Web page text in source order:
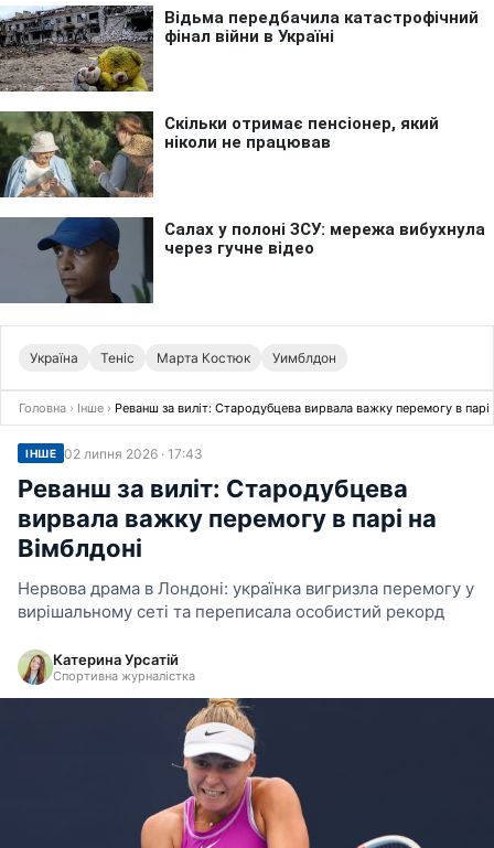
Україна Теніс Марта Костюк Уимблдон
Головна › Інше › Реванш за виліт: Стародубцева вирвала важку перемогу в парі
ІНШЕ 02 липня 2026 · 17:43
Реванш за виліт: Стародубцева
вирвала важку перемогу в парі на
Вімблдоні
Нервова драма в Лондоні: українка вигризла перемогу у
вирішальному сеті та переписала особистий рекорд
Катерина Урсатій
Спортивна журналістка